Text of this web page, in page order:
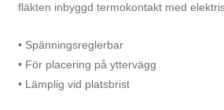
fläkten inbyggd termokontakt med
• Spänningsreglerbar
• För placering på yttervägg
• Lämplig vid platsbrist